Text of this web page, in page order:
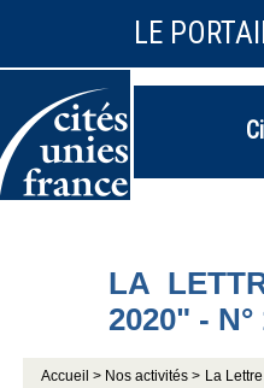
LE
LA
2020" -
Accueil > Nos activités > La